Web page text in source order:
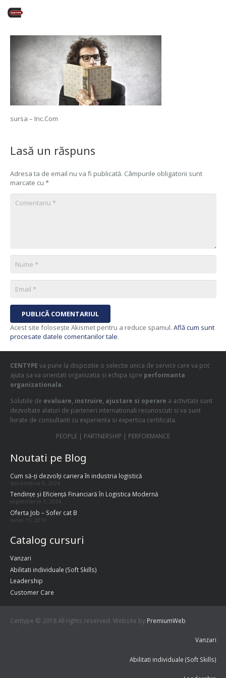
sursa – Inc.Com
Lasă un răspuns
Adresa ta de email nu va fi publicată. Câmpurile obligatorii sunt
marcate cu *
PUBLICĂ COMENTARIUL
Acest site folosește Akismet pentru a reduce spamul. Află cum sunt
procesate datele comentariilor tale.
CENTYPE va pune la dispozitie o selectie unica de servicii care va pot
ajuta sa va orientati organizatia si echipa spre performanta
organizationala.
Solutiile de evaluare, instruire, ajustare si operare a activitatii sunt
dezvoltate alaturi de parteneri internationali recunoscuti si va sunt
livrate de consultanti cu experienta si expertiza certificata.
PEOPLE | PARTNERSHIP | PERFORMANCE
Noutati pe Blog
Cum să-ți dezvolți cariera în industria logistică
decembrie 9, 2024
Tendințe și Eficiență Financiară în Logistica Modernă
septembrie 1, 2024
Oferta Job – Sofer cat B
iunie 11, 2019
Catalog cursuri
Vanzari
Abilitati individuale (Soft Skills)
Leadership
Customer Care
Centype © 2018 All rights reserved. Website by PremiumWeb
Vanzari
Abilitati individuale (Soft Skills)